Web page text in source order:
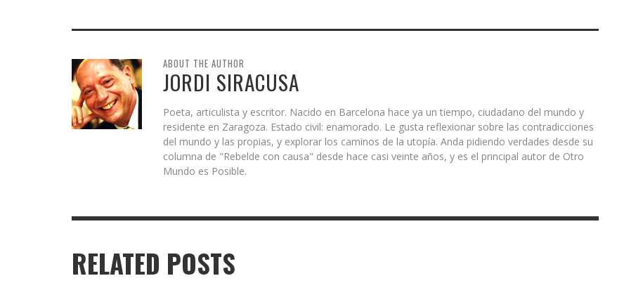
ABOUT THE AUTHOR
JORDI SIRACUSA
Poeta, articulista y escritor. Nacido en Barcelona hace ya un tiempo, ciudadano del mundo y
residente en Zaragoza. Estado civil: enamorado. Le gusta reflexionar sobre las contradicciones
del mundo y las propias, y explorar los caminos de la utopía. Anda pidiendo verdades desde su
columna de "Rebelde con causa" desde hace casi veinte años, y es el principal autor de Otro
Mundo es Posible.
RELATED POSTS